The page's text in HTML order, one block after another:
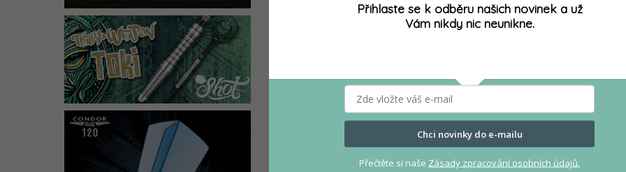
Přihlaste se k odběru našich novinek a už
Vám nikdy nic neunikne.
Chci novinky do e-mailu
Přečtěte si naše Zásady zpracování osobních údajů.